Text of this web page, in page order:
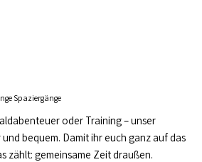
Spaziergänge
oder Training – unser
bequem. Damit ihr euch ganz auf das
zählt: gemeinsame Zeit draußen.